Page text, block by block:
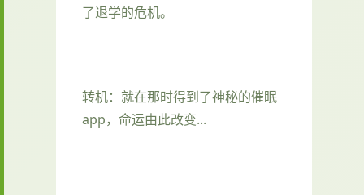
了退学的危机。
转机：就在那时得到了神秘的催眠
app，命运由此改变...